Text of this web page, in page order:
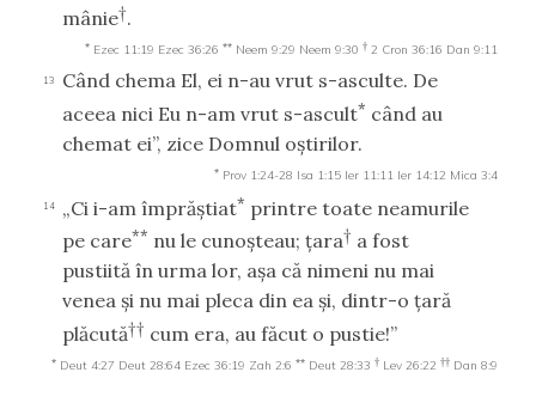
mânie†.
* Ezec 11:19 Ezec 36:26 ** Neem 9:29 Neem 9:30 † 2 Cron 36:16 Dan 9:11
13
Când chema El, ei n-au vrut s-asculte. De
aceea nici Eu n-am vrut s-ascult* când au
chemat ei”, zice Domnul oştirilor.
* Prov 1:24-28 Isa 1:15 Ier 11:11 Ier 14:12 Mica 3:4
14 „Ci i-am împrăştiat* printre toate neamurile
pe care** nu le cunoşteau; ţara† a fost
pustiită în urma lor, aşa că nimeni nu mai
venea şi nu mai pleca din ea şi, dintr-o ţară
plăcută†† cum era, au făcut o pustie!”
* Deut 4:27 Deut 28:64 Ezec 36:19 Zah 2:6 ** Deut 28:33 † Lev 26:22 †† Dan 8:9